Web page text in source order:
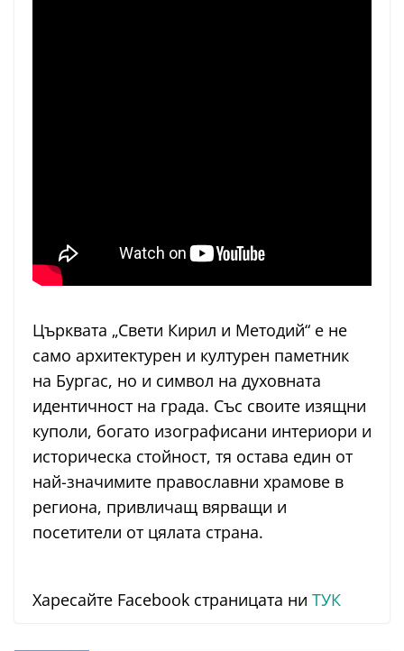
Църквата „Свети Кирил и Методий“ е не
само архитектурен и културен паметник
на Бургас, но и символ на духовната
идентичност на града. Със своите изящни
куполи, богато изографисани интериори и
историческа стойност, тя остава един от
най-значимите православни храмове в
региона, привличащ вярващи и
посетители от цялата страна.
Харесайте Facebook страницата ни ТУК